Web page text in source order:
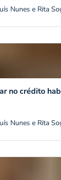
Nunes e Rita
no crédito
Nunes e Rita